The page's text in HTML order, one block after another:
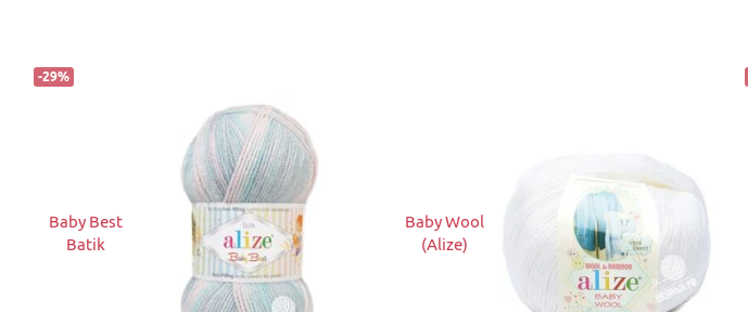
-29%
Baby Best
Batik
Baby Wool
(Alize)